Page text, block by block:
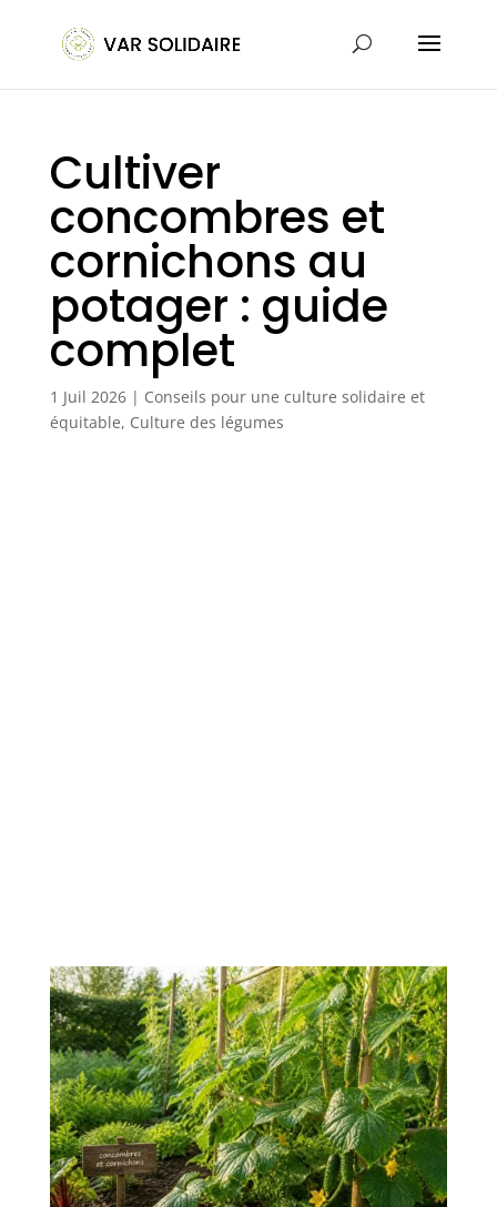
Cultiver
concombres et
cornichons au
potager : guide
complet
1 Juil 2026| Conseils pour une culture solidaire et
équitable, Culture des légumes